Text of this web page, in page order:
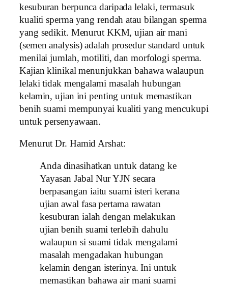
kesuburan berpunca daripada lelaki, termasuk
kualiti sperma yang rendah atau bilangan sperma
yang sedikit. Menurut KKM, ujian air mani
(semen analysis) adalah prosedur standard untuk
menilai jumlah, motiliti, dan morfologi sperma.
Kajian klinikal menunjukkan bahawa walaupun
lelaki tidak mengalami masalah hubungan
kelamin, ujian ini penting untuk memastikan
benih suami mempunyai kualiti yang mencukupi
untuk persenyawaan.
Menurut Dr. Hamid Arshat:
Anda dinasihatkan untuk datang ke
Yayasan Jabal Nur YJN secara
berpasangan iaitu suami isteri kerana
ujian awal fasa pertama rawatan
kesuburan ialah dengan melakukan
ujian benih suami terlebih dahulu
walaupun si suami tidak mengalami
masalah mengadakan hubungan
kelamin dengan isterinya. Ini untuk
memastikan bahawa air mani suami